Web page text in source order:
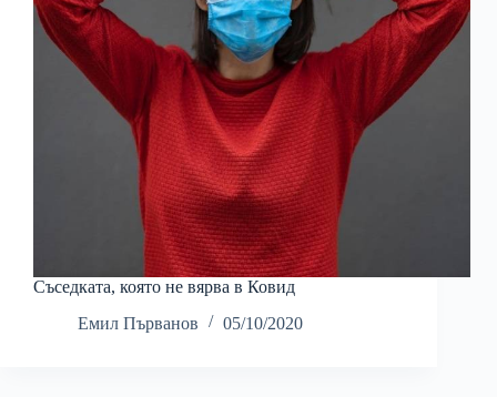
Съседката, която не вярва в Ковид
Емил Първанов
05/10/2020